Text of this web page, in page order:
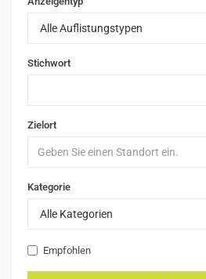
Alle Auflistungstypen
Stichwort
Zielort
Kategorie
Alle Kategorien
Empfohlen